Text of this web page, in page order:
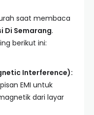
saat membaca
Di Semarang.
berikut ini:
Interference):
EMI untuk
dari layar